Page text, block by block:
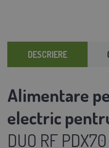
DESCRIERE
Alimentare
electric
DUO RF PDX70